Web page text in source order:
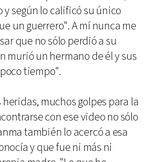
y según lo calificó su único
un guerrero". A mí nunca me
que no sólo perdió a su
murió un hermano de él y sus
tiempo".
muchos golpes para la
con ese video no sólo
también lo acercó a esa
y que fue ni más ni